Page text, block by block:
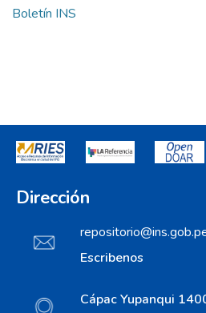
Boletín INS
Dirección
Escribenos
Cápac Yupanqui